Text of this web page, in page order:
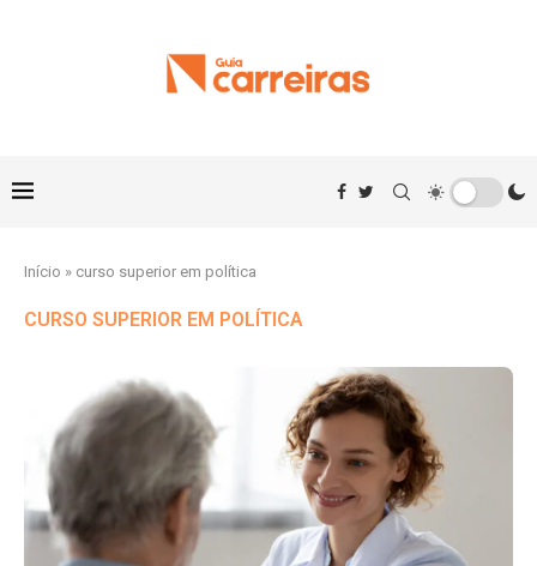
Início » curso superior em política
CURSO SUPERIOR EM POLÍTICA